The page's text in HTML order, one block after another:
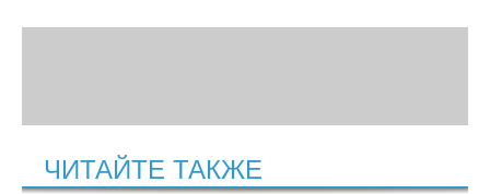
ЧИТАЙТЕ ТАКЖЕ